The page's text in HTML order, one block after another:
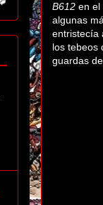
B612 en el
algunas
entristecía
los tebeos
guardas de